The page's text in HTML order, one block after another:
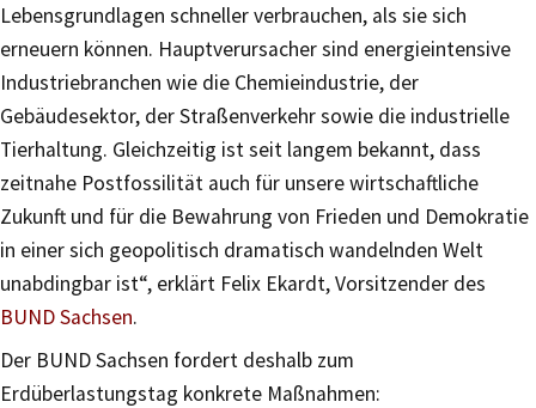
Lebensgrundlagen schneller verbrauchen, als sie sich
erneuern können. Hauptverursacher sind energieintensive
Industriebranchen wie die Chemieindustrie, der
Gebäudesektor, der Straßenverkehr sowie die industrielle
Tierhaltung. Gleichzeitig ist seit langem bekannt, dass
zeitnahe Postfossilität auch für unsere wirtschaftliche
Zukunft und für die Bewahrung von Frieden und Demokratie
in einer sich geopolitisch dramatisch wandelnden Welt
unabdingbar ist“, erklärt Felix Ekardt, Vorsitzender des
BUND Sachsen.
Der BUND Sachsen fordert deshalb zum
Erdüberlastungstag konkrete Maßnahmen: